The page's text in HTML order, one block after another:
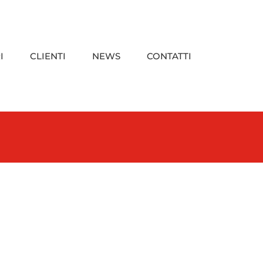
CLIENTI NEWS CONTATTI